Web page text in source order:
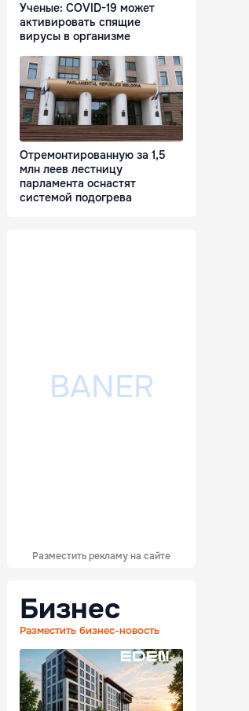
Ученые: COVID-19 может
активировать спящие
вирусы в организме
Отремонтированную за 1,5
млн леев лестницу
парламента оснастят
системой подогрева
Разместить рекламу на сайте
Бизнес
Разместить бизнес-новость